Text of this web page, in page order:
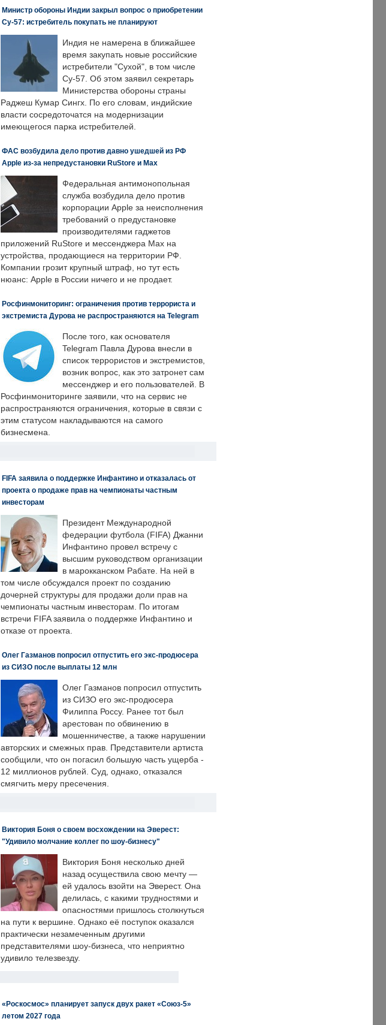
Министр обороны Индии закрыл вопрос о приобретении
Су-57: истребитель покупать не планируют
Индия не намерена в ближайшее
время закупать новые российские
истребители "Сухой", в том числе
Су-57. Об этом заявил секретарь
Министерства обороны страны
Раджеш Кумар Сингх. По его словам, индийские
власти сосредоточатся на модернизации
имеющегося парка истребителей.
ФАС возбудила дело против давно ушедшей из РФ
Apple из-за непредустановки RuStore и Max
Федеральная антимонопольная
служба возбудила дело против
корпорации Apple за неисполнения
требований о предустановке
производителями гаджетов
приложений RuStore и мессенджера Max на
устройства, продающиеся на территории РФ.
Компании грозит крупный штраф, но тут есть
нюанс: Apple в России ничего и не продает.
Росфинмониторинг: ограничения против террориста и
экстремиста Дурова не распространяются на Telegram
После того, как основателя
Telegram Павла Дурова внесли в
список террористов и экстремистов,
возник вопрос, как это затронет сам
мессенджер и его пользователей. В
Росфинмониторинге заявили, что на сервис не
распространяются ограничения, которые в связи с
этим статусом накладываются на самого
бизнесмена.
FIFA заявила о поддержке Инфантино и отказалась от
проекта о продаже прав на чемпионаты частным
инвесторам
Президент Международной
федерации футбола (FIFA) Джанни
Инфантино провел встречу с
высшим руководством организации
в марокканском Рабате. На ней в
том числе обсуждался проект по созданию
дочерней структуры для продажи доли прав на
чемпионаты частным инвесторам. По итогам
встречи FIFA заявила о поддержке Инфантино и
отказе от проекта.
Олег Газманов попросил отпустить его экс-продюсера
из СИЗО после выплаты 12 млн
Олег Газманов попросил отпустить
из СИЗО его экс-продюсера
Филиппа Россу. Ранее тот был
арестован по обвинению в
мошенничестве, а также нарушении
авторских и смежных прав. Представители артиста
сообщили, что он погасил большую часть ущерба -
12 миллионов рублей. Суд, однако, отказался
смягчить меру пресечения.
Виктория Боня о своем восхождении на Эверест:
"Удивило молчание коллег по шоу-бизнесу"
Виктория Боня несколько дней
назад осуществила свою мечту —
ей удалось взойти на Эверест. Она
делилась, с какими трудностями и
опасностями пришлось столкнуться
на пути к вершине. Однако её поступок оказался
практически незамеченным другими
представителями шоу-бизнеса, что неприятно
удивило телезвезду.
«Роскосмос» планирует запуск двух ракет «Союз-5»
летом 2027 года